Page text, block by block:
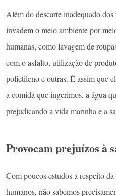
Além do descarte inadequado
invadem o meio ambiente por
humanas, como lavagem de
com o asfalto, utilização de
polietileno e outras. É assim que
a comida que ingerimos, a água
prejudicando a vida marinha e a
Provocam prejuízos à
Com poucos estudos a respeito
humanos, não sabemos